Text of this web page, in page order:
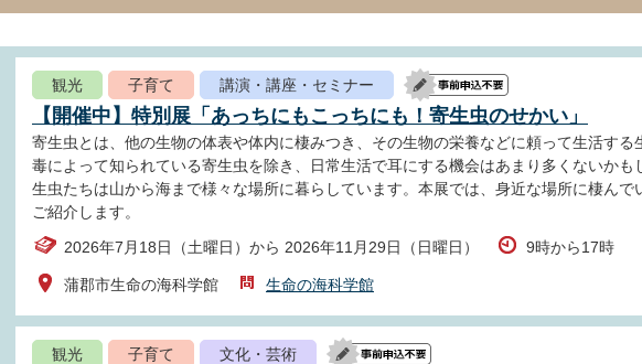
観光 子育て 講演・講座・セミナー
【開催中】特別展「あっちにもこっちにも！寄生虫のせかい」
寄生虫とは、他の生物の体表や体内に棲みつき、その生物の栄養などに頼って生活する
毒によって知られている寄生虫を除き、日常生活で耳にする機会はあまり多くないかも
生虫たちは山から海まで様々な場所に暮らしています。本展では、身近な場所に棲んで
ご紹介します。
2026年7月18日（土曜日）から 2026年11月29日（日曜日） 9時から17時
蒲郡市生命の海科学館 生命の海科学館
観光 子育て 文化・芸術